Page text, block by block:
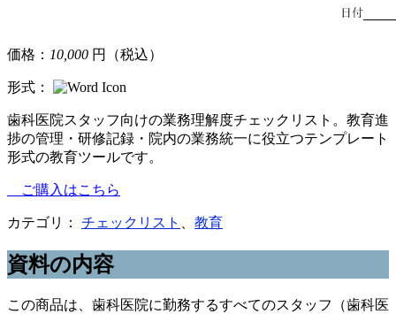
価格： 10,000 円（税込）
形式：
歯科医院スタッフ向けの業務理解度チェックリスト。教育進
捗の管理・研修記録・院内の業務統一に役立つテンプレート
形式の教育ツールです。
ご購入はこちら
カテゴリ： チェックリスト 教育
資料の内容
この商品は、歯科医院に勤務するすべてのスタッフ（歯科医